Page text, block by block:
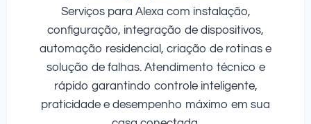
Serviços para Alexa com instalação,
configuração, integração de dispositivos,
automação residencial, criação de rotinas e
solução de falhas. Atendimento técnico e
rápido garantindo controle inteligente,
praticidade e desempenho máximo em sua